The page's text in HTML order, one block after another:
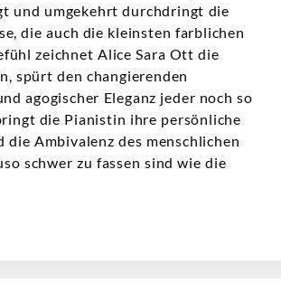
und umgekehrt durchdringt die
die auch die kleinsten farblichen
zeichnet Alice Sara Ott die
spürt den changierenden
agogischer Eleganz jeder noch so
die Pianistin ihre persönliche
Ambivalenz des menschlichen
schwer zu fassen sind wie die